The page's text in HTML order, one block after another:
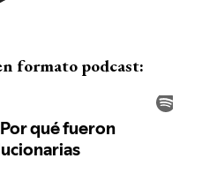
formato podcast: